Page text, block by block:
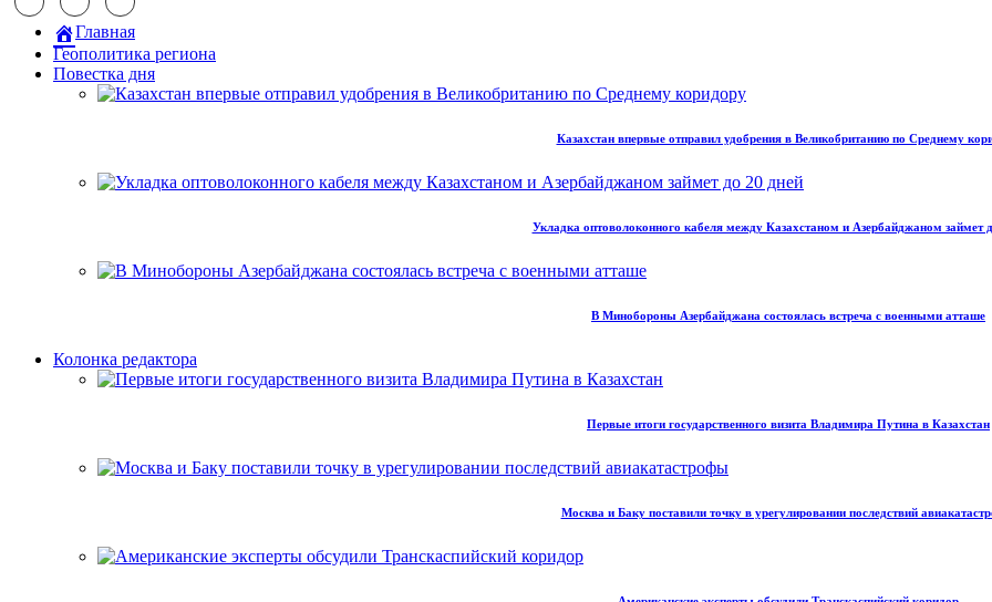
Главная
Геополитика региона
Повестка дня
Казахстан впервые отправил удобрения в Великобританию по Среднему
Укладка оптоволоконного кабеля между Казахстаном и Азербайджаном займет
В Минобороны Азербайджана состоялась встреча с военными атташе
Колонка редактора
Первые итоги государственного визита Владимира Путина в Казахстан
Москва и Баку поставили точку в урегулировании последствий